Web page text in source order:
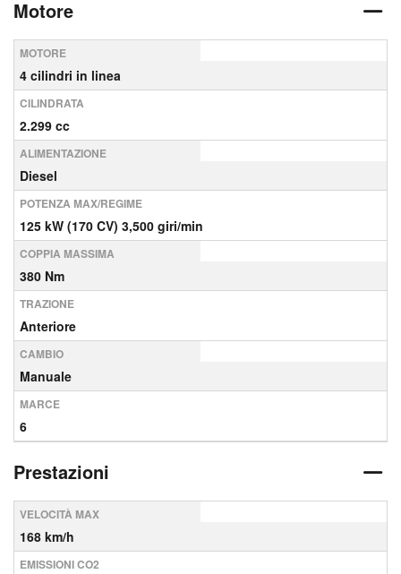
Motore
MOTORE
4 cilindri in linea
CILINDRATA
2.299 cc
ALIMENTAZIONE
Diesel
POTENZA MAX/REGIME
125 kW (170 CV) 3,500 giri/min
COPPIA MASSIMA
380 Nm
TRAZIONE
Anteriore
CAMBIO
Manuale
MARCE
6
Prestazioni
VELOCITÀ MAX
168 km/h
EMISSIONI CO2